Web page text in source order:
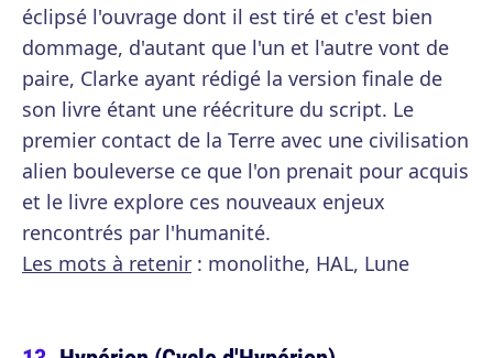
éclipsé l'ouvrage dont il est tiré et c'est bien
dommage, d'autant que l'un et l'autre vont de
paire, Clarke ayant rédigé la version finale de
son livre étant une réécriture du script. Le
premier contact de la Terre avec une civilisation
alien bouleverse ce que l'on prenait pour acquis
et le livre explore ces nouveaux enjeux
rencontrés par l'humanité.
Les mots à retenir : monolithe, HAL, Lune